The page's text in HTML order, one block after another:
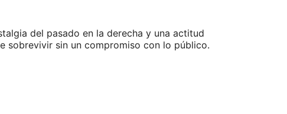
del pasado en la derecha y una actitud
sobrevivir sin un compromiso con lo público.